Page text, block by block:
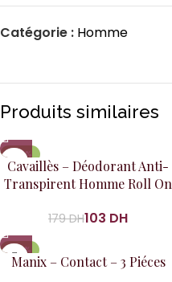
Catégorie : Homme
Produits similaires
-42%
Cavaillès – Déodorant Anti-
Transpirent Homme Roll On
179DH103 DH
-25%
Manix – Contact – 3 Piéces